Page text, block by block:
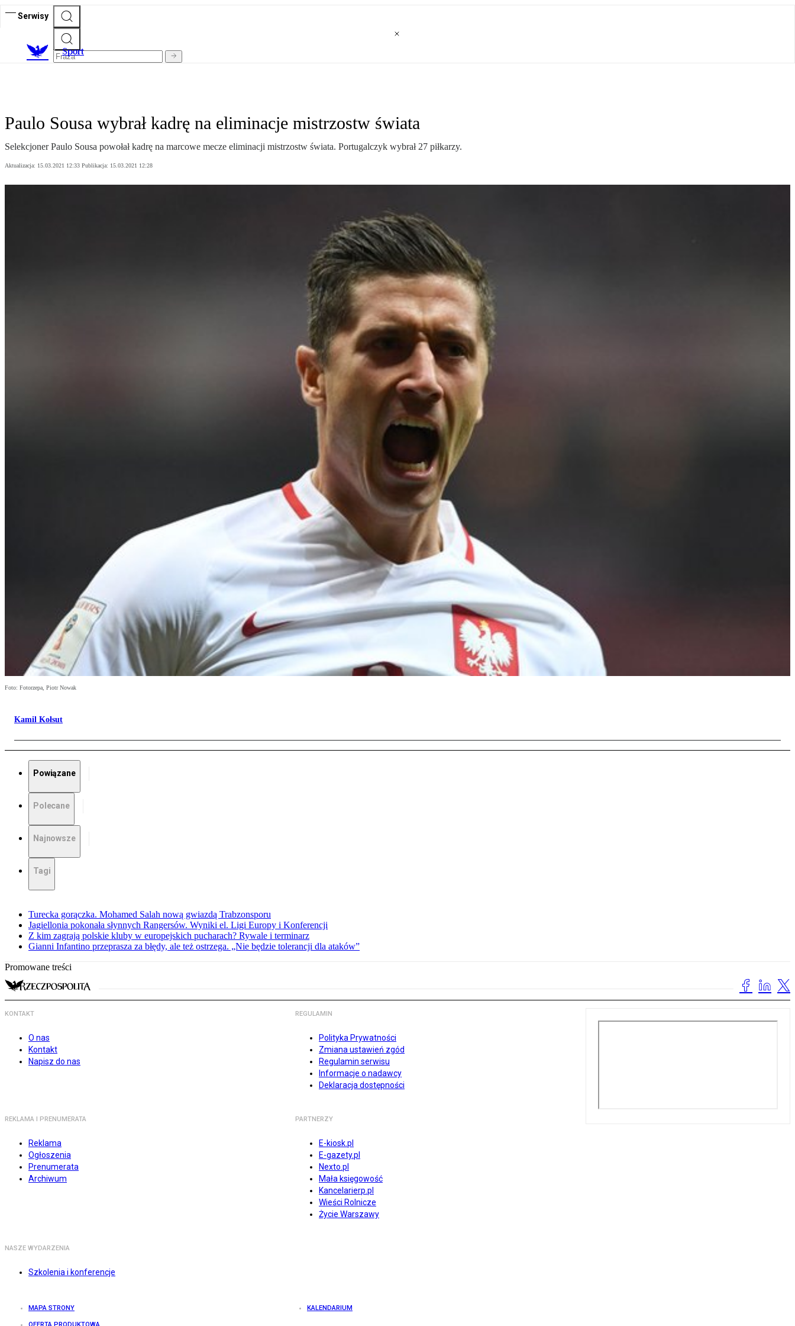
Serwisy
Sport
Paulo Sousa wybrał kadrę na eliminacje mistrzostw świata
Selekcjoner Paulo Sousa powołał kadrę na marcowe mecze eliminacji mistrzostw świata. Portugalczyk wybrał 27 piłkarzy.
Aktualizacja: 15.03.2021 12:33 Publikacja: 15.03.2021 12:28
Foto: Fotorzepa, Piotr Nowak
Kamil Kołsut
Powiązane
Polecane
Najnowsze
Tagi
Turecka gorączka. Mohamed Salah nową gwiazdą Trabzonsporu
Jagiellonia pokonała słynnych Rangersów. Wyniki el. Ligi Europy i Konferencji
Z kim zagrają polskie kluby w europejskich pucharach? Rywale i terminarz
Gianni Infantino przeprasza za błędy, ale też ostrzega. „Nie będzie tolerancji dla ataków”
Promowane treści
KONTAKT
O nas
Kontakt
Napisz do nas
REGULAMIN
Polityka Prywatności
Zmiana ustawień zgód
Regulamin serwisu
Informacje o nadawcy
Deklaracja dostępności
REKLAMA I PRENUMERATA
Reklama
Ogłoszenia
Prenumerata
Archiwum
PARTNERZY
E-kiosk.pl
E-gazety.pl
Nexto.pl
Mała księgowość
Kancelarierp.pl
Wieści Rolnicze
Życie Warszawy
NASZE WYDARZENIA
Szkolenia i konferencje
MAPA STRONY KALENDARIUM